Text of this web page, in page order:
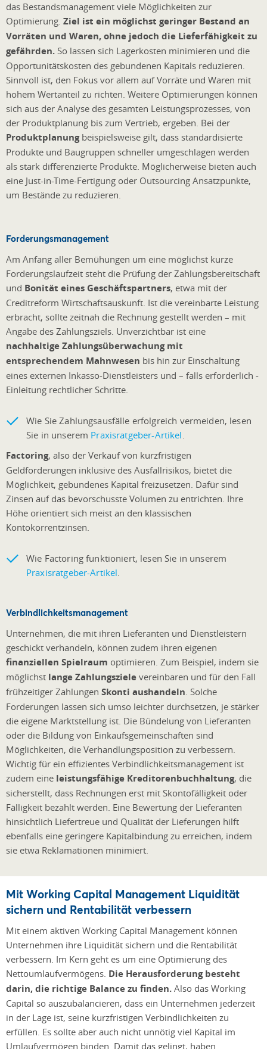
das Bestandsmanagement viele Möglichkeiten zur
Optimierung. Ziel ist ein möglichst geringer Bestand an
Vorräten und Waren, ohne jedoch die Lieferfähigkeit zu
gefährden. So lassen sich Lagerkosten minimieren und die
Opportunitätskosten des gebundenen Kapitals reduzieren.
Sinnvoll ist, den Fokus vor allem auf Vorräte und Waren mit
hohem Wertanteil zu richten. Weitere Optimierungen können
sich aus der Analyse des gesamten Leistungsprozesses, von
der Produktplanung bis zum Vertrieb, ergeben. Bei der
Produktplanungbeispielsweise gilt, dass standardisierte
Produkte und Baugruppen schneller umgeschlagen werden
als stark differenzierte Produkte. Möglicherweise bieten auch
eine Just-in-Time-Fertigung oder Outsourcing Ansatzpunkte,
um Bestände zu reduzieren.
Forderungsmanagement
Am Anfang aller Bemühungen um eine möglichst kurze
Forderungslaufzeit steht die Prüfung der Zahlungsbereitschaft
und Bonität eines Geschäftspartners, etwa mit der
Creditreform Wirtschaftsauskunft. Ist die vereinbarte Leistung
erbracht, sollte zeitnah die Rechnung gestellt werden – mit
Angabe des Zahlungsziels. Unverzichtbar ist eine
nachhaltige Zahlungsüberwachung mit
entsprechendem Mahnwesen bis hin zur Einschaltung
eines externen Inkasso-Dienstleisters und – falls erforderlich -
Einleitung rechtlicher Schritte.
Wie Sie Zahlungsausfälle erfolgreich vermeiden, lesen
Sie in unserem Praxisratgeber-Artikel.
Factoring, also der Verkauf von kurzfristigen
Geldforderungen inklusive des Ausfallrisikos, bietet die
Möglichkeit, gebundenes Kapital freizusetzen. Dafür sind
Zinsen auf das bevorschusste Volumen zu entrichten. Ihre
Höhe orientiert sich meist an den klassischen
Kontokorrentzinsen.
Wie Factoring funktioniert, lesen Sie in unserem
Praxisratgeber-Artikel.
Verbindlichkeitsmanagement
Unternehmen, die mit ihren Lieferanten und Dienstleistern
geschickt verhandeln, können zudem ihren eigenen
finanziellen Spielraum optimieren. Zum Beispiel, indem sie
möglichst lange Zahlungsziele vereinbaren und für den Fall
frühzeitiger Zahlungen Skonti aushandeln . Solche
Forderungen lassen sich umso leichter durchsetzen, je stärker
die eigene Marktstellung ist. Die Bündelung von Lieferanten
oder die Bildung von Einkaufsgemeinschaften sind
Möglichkeiten, die Verhandlungsposition zu verbessern.
Wichtig für ein effizientes Verbindlichkeitsmanagement ist
zudem eine leistungsfähige Kreditorenbuchhaltung, die
sicherstellt, dass Rechnungen erst mit Skontofälligkeit oder
Fälligkeit bezahlt werden. Eine Bewertung der Lieferanten
hinsichtlich Liefertreue und Qualität der Lieferungen hilft
ebenfalls eine geringere Kapitalbindung zu erreichen, indem
sie etwa Reklamationen minimiert.
Mit Working Capital Management Liquidität
sichern und Rentabilität verbessern
Mit einem aktiven Working Capital Management können
Unternehmen ihre Liquidität sichern und die Rentabilität
verbessern. Im Kern geht es um eine Optimierung des
Nettoumlaufvermögens. Die Herausforderung besteht
darin, die richtige Balance zu finden. Also das Working
Capital so auszubalancieren, dass ein Unternehmen jederzeit
in der Lage ist, seine kurzfristigen Verbindlichkeiten zu
erfüllen. Es sollte aber auch nicht unnötig viel Kapital im
Umlaufvermögen binden. Damit das gelingt, haben